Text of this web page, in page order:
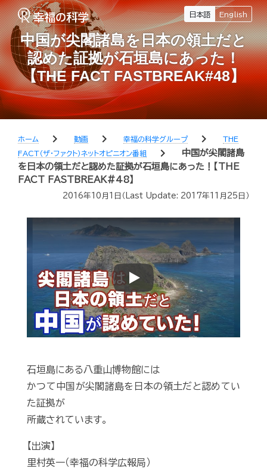
日本語 English
中国が尖閣諸島を日本の領土だと
認めた証拠が石垣島にあった！
【THE FACT FASTBREAK#48】
ホーム chevron_right 動画 chevron_right 幸福の科学グループ chevron_right
THE
FACT（ザ・ファクト）ネットオピニオン番組
chevron_right
中国が尖閣諸島
を日本の領土だと認めた証拠が石垣島にあった！【THE
FACT FASTBREAK#48】
2016年10月1日 （Last Update: 2017年11月25日 ）
Play
石垣島にある八重山博物館には
かつて中国が尖閣諸島を日本の領土だと認めてい
た証拠が
所蔵されています。
【出演】
里村英一（幸福の科学広報局）